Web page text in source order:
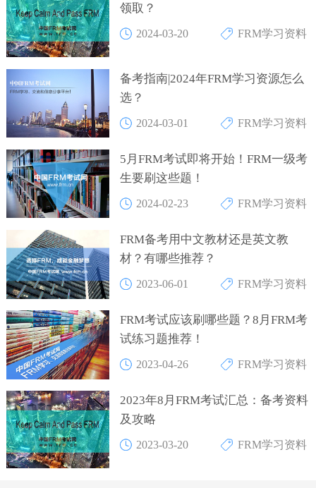
领取？
2024-03-20 FRM学习资料
备考指南|2024年FRM学习资源怎么
选？
2024-03-01 FRM学习资料
5月FRM考试即将开始！FRM一级考
生要刷这些题！
2024-02-23 FRM学习资料
FRM备考用中文教材还是英文教
材？有哪些推荐？
2023-06-01 FRM学习资料
FRM考试应该刷哪些题？8月FRM考
试练习题推荐！
2023-04-26 FRM学习资料
2023年8月FRM考试汇总：备考资料
及攻略
2023-03-20 FRM学习资料